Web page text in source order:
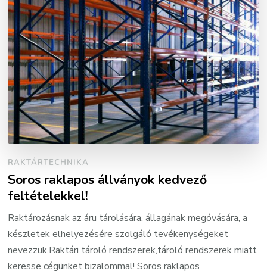
RAKTÁRTECHNIKA
Soros raklapos állványok kedvező
feltételekkel!
Raktározásnak az áru tárolására, állagának megóvására, a
készletek elhelyezésére szolgáló tevékenységeket
nevezzük.Raktári tároló rendszerek,tároló rendszerek miatt
keresse cégünket bizalommal! Soros raklapos